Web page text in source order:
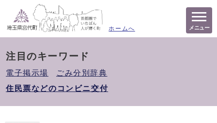
ホームへ メニュー
注目のキーワード
電子掲示場
ごみ分別辞典
住民票などのコンビニ交付